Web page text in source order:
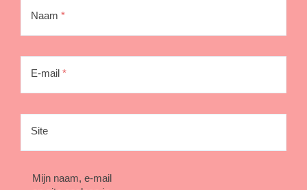
Naam *
E-mail *
Site
Mijn naam, e-mail